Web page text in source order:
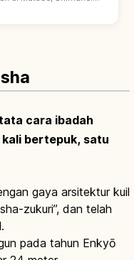
tahun, dijuluki 'onsen
cara ibadah
kali bertepuk, satu
gaya arsitektur kuil
zukuri”, dan telah
pada tahun Enkyō